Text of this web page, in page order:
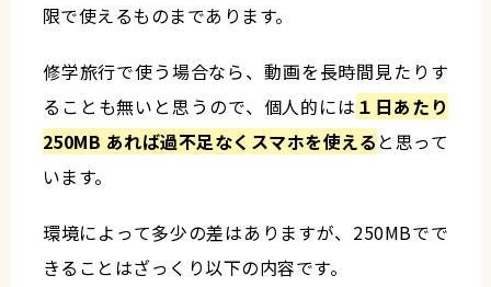
限で使えるものまであります。
修学旅行で使う場合なら、動画を長時間見たりす
ることも無いと思うので、個人的には １日あたり
250MB あれば過不足なくスマホを使える と思って
います。
環境によって多少の差はありますが、250MBでで
きることはざっくり以下の内容です。